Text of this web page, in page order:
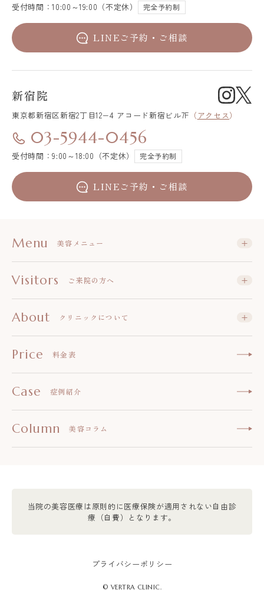
受付時間：10:00～19:00（不定休） 完全予約制
LINEご予約・ご相談
新宿院
東京都新宿区新宿2丁目12−4 アコード新宿ビル7F （アクセス）
03-5944-0456
受付時間：9:00～18:00（不定休） 完全予約制
LINEご予約・ご相談
Menu 美容メニュー
Visitors ご来院の方へ
About クリニックについて
Price 料金表
Case 症例紹介
Column 美容コラム
当院の美容医療は原則的に医療保険が適用されない自由診
療（自費）となります。
プライバシーポリシー
© VERTRA CLINIC.